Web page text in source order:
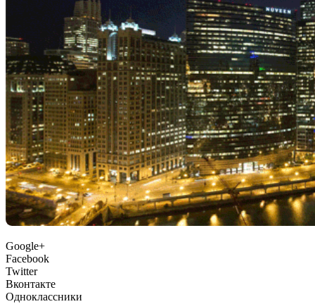
Google+
Facebook
Twitter
Вконтакте
Одноклассники